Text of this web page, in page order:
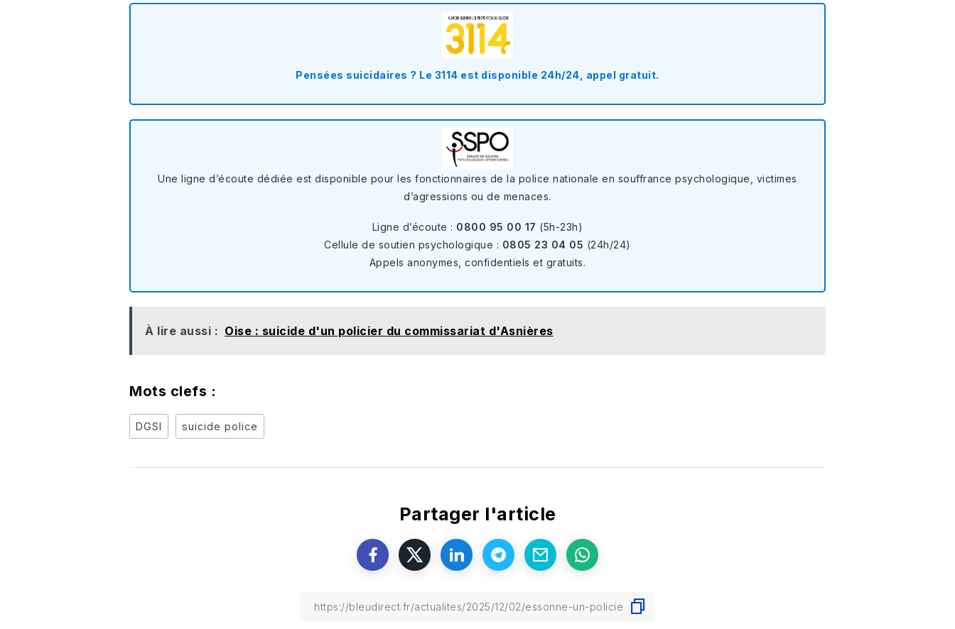
Pensées suicidaires ? Le 3114 est disponible 24h/24, appel gratuit.
Une ligne d’écoute dédiée est disponible pour les fonctionnaires de la police nationale en souffrance psychologique, victimes
d’agressions ou de menaces.
Ligne d’écoute : 0800 95 00 17 (5h-23h)
Cellule de soutien psychologique : 0805 23 04 05 (24h/24)
Appels anonymes, confidentiels et gratuits.
À lire aussi : Oise : suicide d'un policier du commissariat d'Asnières
Mots clefs :
DGSI suicide police
Partager l'article